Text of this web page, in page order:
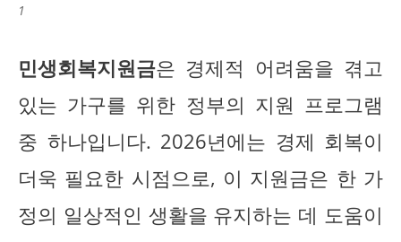
1
민생회복지원금은 경제적 어려움을 겪고
있는 가구를 위한 정부의 지원 프로그램
중 하나입니다. 2026년에는 경제 회복이
더욱 필요한 시점으로, 이 지원금은 한 가
정의 일상적인 생활을 유지하는 데 도움이